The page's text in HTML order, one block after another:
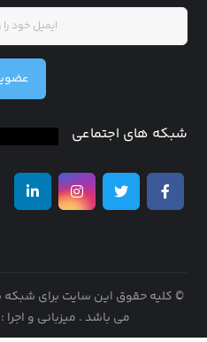
شبکه های اجتماعی
© کلیه حقوق این سایت برای
می باشد . میزبانی و